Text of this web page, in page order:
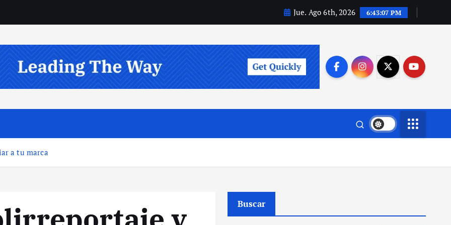
Jue. Ago 6th, 2026 6:43:08 PM
a tu marca
Buscar